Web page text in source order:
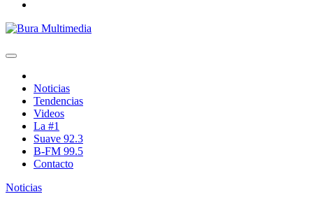
Noticias
Tendencias
Videos
La #1
Suave 92.3
B-FM 99.5
Contacto
Noticias